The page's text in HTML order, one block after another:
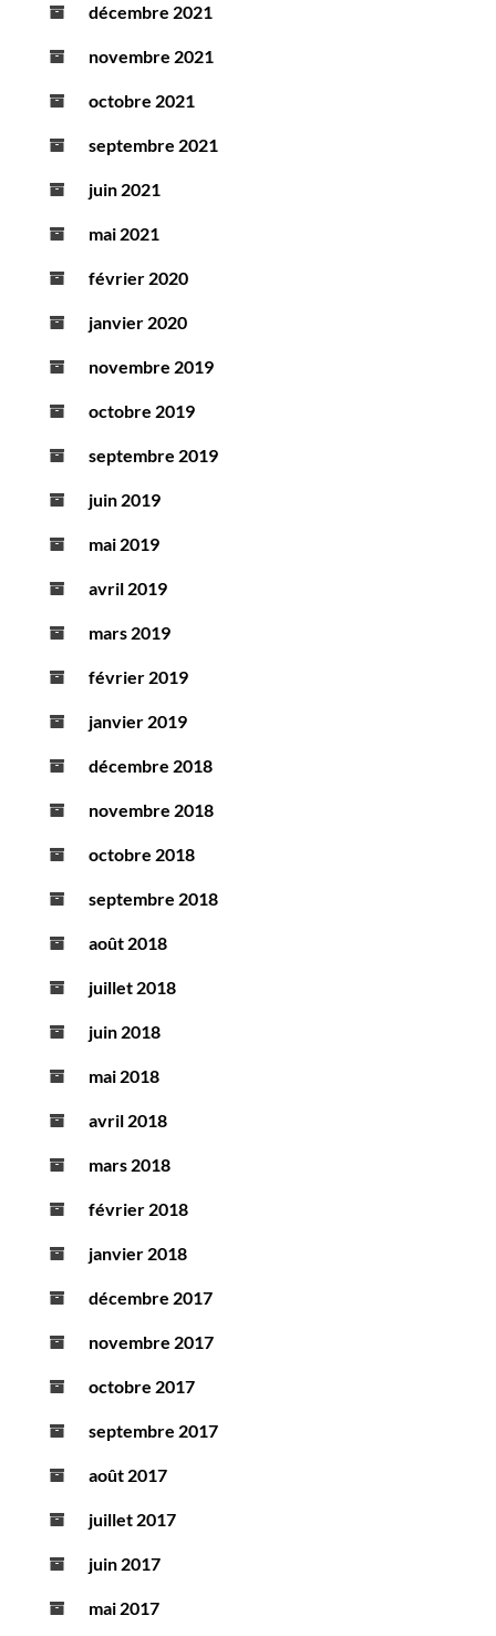
décembre 2021
novembre 2021
octobre 2021
septembre 2021
juin 2021
mai 2021
février 2020
janvier 2020
novembre 2019
octobre 2019
septembre 2019
juin 2019
mai 2019
avril 2019
mars 2019
février 2019
janvier 2019
décembre 2018
novembre 2018
octobre 2018
septembre 2018
août 2018
juillet 2018
juin 2018
mai 2018
avril 2018
mars 2018
février 2018
janvier 2018
décembre 2017
novembre 2017
octobre 2017
septembre 2017
août 2017
juillet 2017
juin 2017
mai 2017